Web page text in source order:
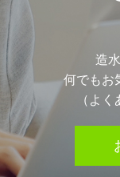
造
何でもお
（よ